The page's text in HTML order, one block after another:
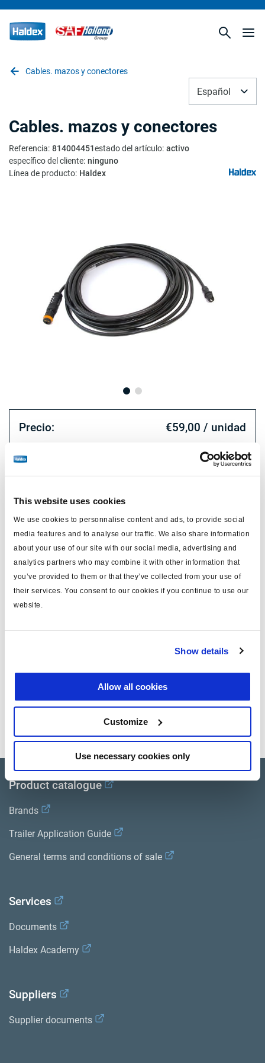
This website uses cookies
We use cookies to personnalise content and ads, to provide social
media features and to analyse our traffic. We also share information
about your use of our site with our social media, advertising and
analytics partners who may combine it with other information that
you’ve provided to them or that they’ve collected from your use of
their services. You consent to our cookies if you continue to use our
website.
Show details
Allow all cookies
Customize
Use necessary cookies only
Cables. mazos y conectores
Español
Cables. mazos y conectores
Referencia: 814004451estado del artículo: activo
específico del cliente: ninguno
Línea de producto: Haldex
Precio: €59,00 / unidad
Inicie sesión para ver las existencias y realizar pedidos.
Especificaciones técnicas
para extensión sensor
long. (m) 8
material PUR
Vea todas las publicaciones relacionadas en nuestra
Biblioteca bibliográfica de productos.
Product catalogue
Brands
Trailer Application Guide
General terms and conditions of sale
Services
Documents
Haldex Academy
Suppliers
Supplier documents